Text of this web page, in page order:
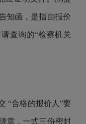
知函，是指由报价
查询的“检察机关
“合格的报价人”要
章，一式三份密封